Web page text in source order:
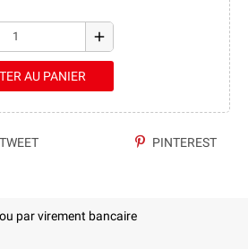
add
AU PANIER
TWEET PINTEREST
par virement bancaire